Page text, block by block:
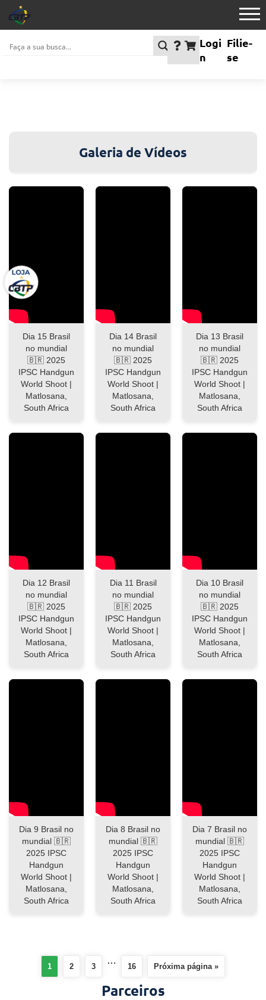
Logi
n
Filie-
se
Galeria de Vídeos
Dia 15 Brasil
no mundial
🇧🇷 2025
IPSC Handgun
World Shoot |
Matlosana,
South Africa
Dia 14 Brasil
no mundial
🇧🇷 2025
IPSC Handgun
World Shoot |
Matlosana,
South Africa
Dia 13 Brasil
no mundial
🇧🇷 2025
IPSC Handgun
World Shoot |
Matlosana,
South Africa
Dia 12 Brasil
no mundial
🇧🇷 2025
IPSC Handgun
World Shoot |
Matlosana,
South Africa
Dia 11 Brasil
no mundial
🇧🇷 2025
IPSC Handgun
World Shoot |
Matlosana,
South Africa
Dia 10 Brasil
no mundial
🇧🇷 2025
IPSC Handgun
World Shoot |
Matlosana,
South Africa
Dia 9 Brasil no
mundial 🇧🇷
2025 IPSC
Handgun
World Shoot |
Matlosana,
South Africa
Dia 8 Brasil no
mundial 🇧🇷
2025 IPSC
Handgun
World Shoot |
Matlosana,
South Africa
Dia 7 Brasil no
mundial 🇧🇷
2025 IPSC
Handgun
World Shoot |
Matlosana,
South Africa
1 2 3
…
16 Próxima página »
Parceiros